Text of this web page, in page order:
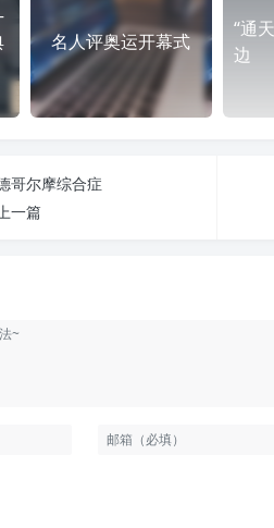
名人评奥运开幕式
“通
边
哥尔摩综合症
一篇